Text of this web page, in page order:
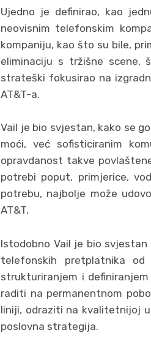
Ujedno je definirao, kao
neovisnim telefonskim
kompaniju, kao što su bile,
eliminaciju s tržišne scene,
strateški fokusirao na
AT&T-a.
Vail je bio svjestan, kako se
moći, već sofisticiranim
opravdanost takve
potrebi poput, primjerice,
potrebu, najbolje može
AT&T.
Istodobno Vail je bio
telefonskih pretplatnika
strukturiranjem i
raditi na permanentnom
liniji, odraziti na kvalitetnijoj
poslovna strategija.